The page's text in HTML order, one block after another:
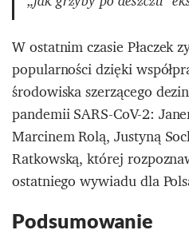
W ostatnim czasie Płaczek
popularności dzięki
środowiska szerzącego
pandemii SARS-CoV-2:
Marcinem Rolą, Justyną
Ratkowską, której
ostatniego wywiadu dla
Podsumowanie